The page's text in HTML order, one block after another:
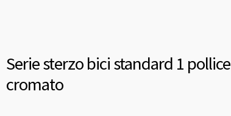
Serie sterzo bici standard 1 pollice
cromato